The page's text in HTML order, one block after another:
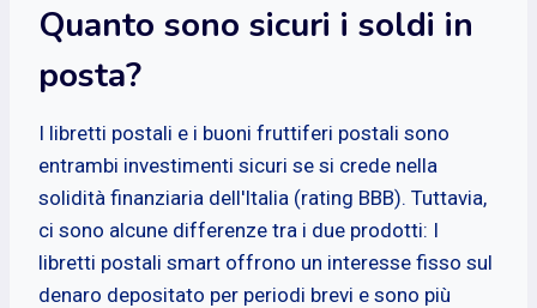
Quanto sono sicuri i soldi in
posta?
I libretti postali e i buoni fruttiferi postali sono
entrambi investimenti sicuri se si crede nella
solidità finanziaria dell'Italia (rating BBB). Tuttavia,
ci sono alcune differenze tra i due prodotti: I
libretti postali smart offrono un interesse fisso sul
denaro depositato per periodi brevi e sono più